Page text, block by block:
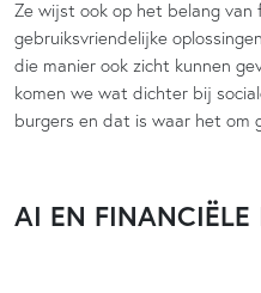
Ze wijst ook op het belang
gebruiksvriendelijke
die manier ook zicht kunnen
komen we wat dichter bij
burgers en dat is waar het om
AI EN FINANCIËLE